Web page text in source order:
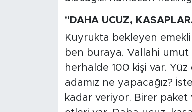
"DAHA UCUZ,
Kuyrukta bekleyen
ben buraya. Vallahi umut
herhalde 100 kişi var.
adamız ne yapacağız?
kadar veriyor. Birer paket